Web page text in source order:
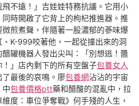
不遠！」吉娃娃特務抗議。它用小
時開啟了它背上的枸杞推進器。推
煎煮聲，伴隨著一股濃郁的蔘味爆
K-999咬著他，一起從撞出來的洞
罐機器人發出尖叫：「別想逃！醬
」店內剩下的所有空盤子包養女人
最後的哀鳴。廖包養網沾沾的宇宙
中包養價格ptt藥和醋酸的混亂中，拉
度：車位爭奪戰》何手殘的人生，